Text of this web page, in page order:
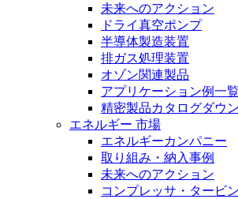
未来へのアクション
ドライ真空ポンプ
半導体製造装置
排ガス処理装置
オゾン関連製品
アプリケーション例一覧
精密製品カタログダウ
エネルギー 市場
エネルギーカンパニー
取り組み・納入事例
未来へのアクション
コンプレッサ・タービ